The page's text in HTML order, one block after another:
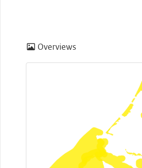
Overviews